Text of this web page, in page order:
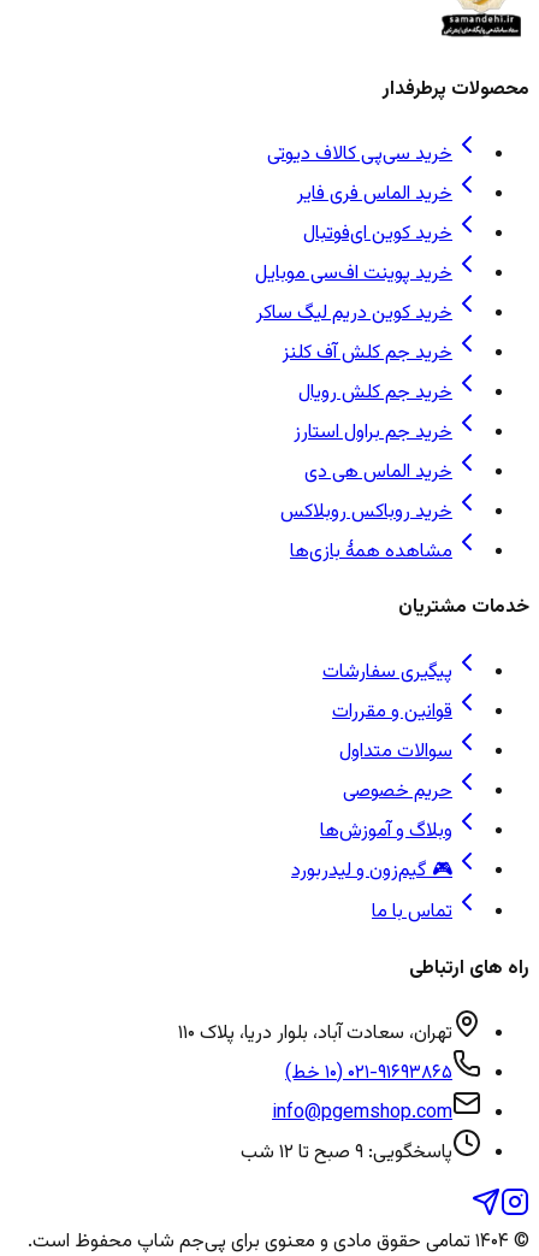
محصولات پرطرفدار
خرید سی‌پی کالاف دیوتی
خرید الماس فری فایر
خرید کوین ای‌فوتبال
خرید پوینت اف‌سی موبایل
خرید کوین دریم لیگ ساکر
خرید جم کلش آف کلنز
خرید جم کلش رویال
خرید جم براول استارز
خرید الماس هی دی
خرید روباکس روبلاکس
مشاهده همهٔ بازی‌ها
خدمات مشتریان
پیگیری سفارشات
قوانین و مقررات
سوالات متداول
حریم خصوصی
وبلاگ و آموزش‌ها
🎮 گیم‌زون و لیدربورد
تماس با ما
راه های ارتباطی
تهران، سعادت آباد، بلوار دریا، پلاک ۱۱۰
۰۲۱-۹۱۶۹۳۸۶۵ (۱۰ خط)
info@pgemshop.com
پاسخگویی: ۹ صبح تا ۱۲ شب
© ۱۴۰۴ تمامی حقوق مادی و معنوی برای پی‌جم شاپ محفوظ است.